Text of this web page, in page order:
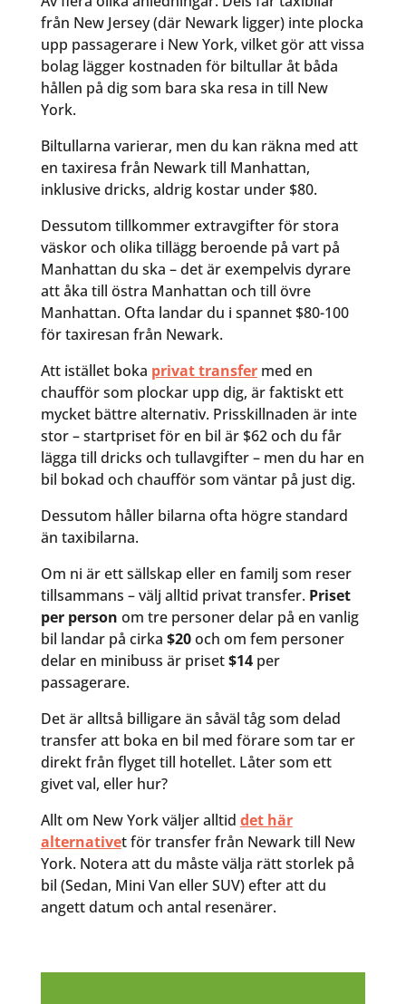
från New Jersey (där Newark ligger) inte plocka
upp passagerare i New York, vilket gör att vissa
bolag lägger kostnaden för biltullar åt båda
hållen på dig som bara ska resa in till New
York.
Biltullarna varierar, men du kan räkna med att
en taxiresa från Newark till Manhattan,
inklusive dricks, aldrig kostar under $80.
Dessutom tillkommer extravgifter för stora
väskor och olika tillägg beroende på vart på
Manhattan du ska – det är exempelvis dyrare
att åka till östra Manhattan och till övre
Manhattan. Ofta landar du i spannet $80-100
för taxiresan från Newark.
Att istället boka privat transfermed en
chaufför som plockar upp dig, är faktiskt ett
mycket bättre alternativ. Prisskillnaden är inte
stor – startpriset för en bil är $62 och du får
lägga till dricks och tullavgifter – men du har en
bil bokad och chaufför som väntar på just dig.
Dessutom håller bilarna ofta högre standard
än taxibilarna.
Om ni är ett sällskap eller en familj som reser
tillsammans – välj alltid privat transfer. Priset
per person om tre personer delar på en vanlig
bil landar på cirka $20och om fem personer
delar en minibuss är priset$14per
passagerare.
Det är alltså billigare än såväl tåg som delad
transfer att boka en bil med förare som tar er
direkt från flyget till hotellet. Låter som ett
givet val, eller hur?
Allt om New York väljer alltid det här
alternativet för transfer från Newark till New
York. Notera att du måste välja rätt storlek på
bil (Sedan, Mini Van eller SUV) efter att du
angett datum och antal resenärer.